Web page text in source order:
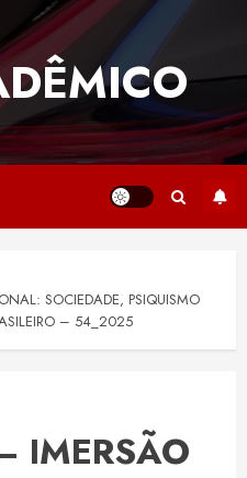
SOCIEDADE, PSIQUISMO
– 54_2025
IMERSÃO